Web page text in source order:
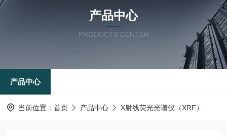
产品中心
PRODUCTS CENTER
产品中心
当前位置： 首页 产品中心 X射线荧光光谱仪（XRF）